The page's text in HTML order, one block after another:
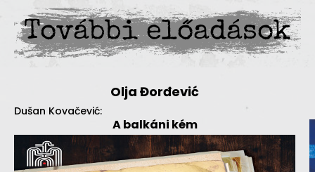
További előadások
Olja Đorđević
Dušan Kovačević:
A balkáni kém